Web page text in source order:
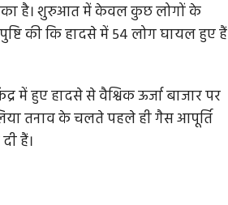
सका है। शुरुआत में केवल कुछ लोगों के
की कि हादसे में 54 लोग घायल हुए हैं
में हुए हादसे से वैश्विक ऊर्जा बाजार पर
तनाव के चलते पहले ही गैस आपूर्ति
हैं।